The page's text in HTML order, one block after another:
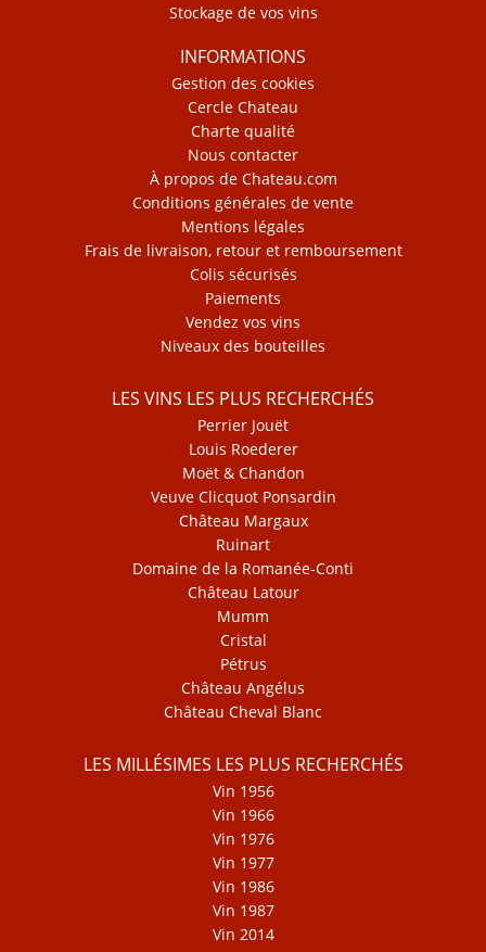
Stockage de vos vins
INFORMATIONS
Gestion des cookies
Cercle Chateau
Charte qualité
Nous contacter
À propos de Chateau.com
Conditions générales de vente
Mentions légales
Frais de livraison, retour et remboursement
Colis sécurisés
Paiements
Vendez vos vins
Niveaux des bouteilles
LES VINS LES PLUS RECHERCHÉS
Perrier Jouët
Louis Roederer
Moët & Chandon
Veuve Clicquot Ponsardin
Château Margaux
Ruinart
Domaine de la Romanée-Conti
Château Latour
Mumm
Cristal
Pétrus
Château Angélus
Château Cheval Blanc
LES MILLÉSIMES LES PLUS RECHERCHÉS
Vin 1956
Vin 1966
Vin 1976
Vin 1977
Vin 1986
Vin 1987
Vin 2014